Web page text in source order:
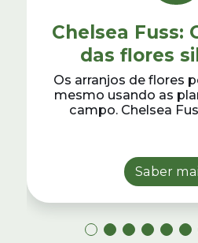
Chelsea Fuss:
das flores
Os arranjos de flores
mesmo usando as
campo. Chelsea
Saber